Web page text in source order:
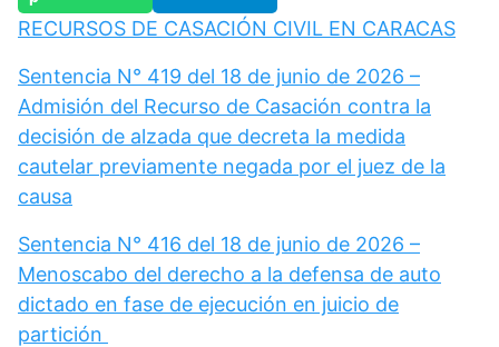
RECURSOS DE CASACIÓN CIVIL EN CARACAS
Sentencia N° 419 del 18 de junio de 2026 –
Admisión del Recurso de Casación contra la
decisión de alzada que decreta la medida
cautelar previamente negada por el juez de la
causa
Sentencia N° 416 del 18 de junio de 2026 –
Menoscabo del derecho a la defensa de auto
dictado en fase de ejecución en juicio de
partición